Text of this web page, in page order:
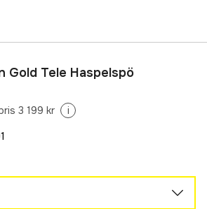
Gold Tele Haspelspö
3 199 kr i